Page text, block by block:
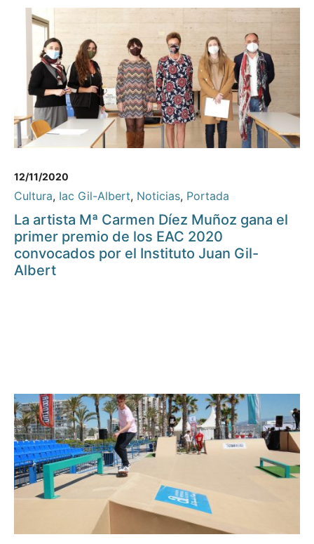
12/11/2020
Cultura, Iac Gil-Albert, Noticias, Portada
La artista Mª Carmen Díez Muñoz gana el
primer premio de los EAC 2020
convocados por el Instituto Juan Gil-
Albert